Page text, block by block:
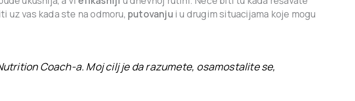
uz vas kada ste na odmoru, putovanju i u drugim situacijama koje mogu
Coach-a. Moj cilj je da razumete, osamostalite se,